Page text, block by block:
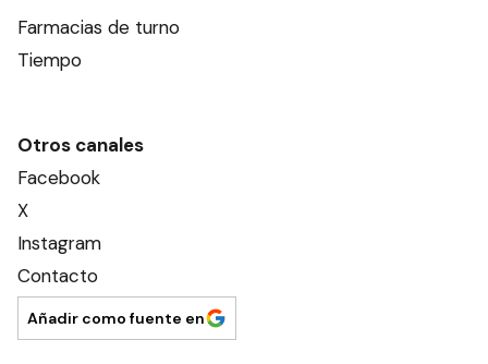
Farmacias de turno
Tiempo
Otros canales
Facebook
X
Instagram
Contacto
Añadir como fuente en